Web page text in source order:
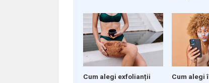
Cum alegi exfolianții
Cum alegi